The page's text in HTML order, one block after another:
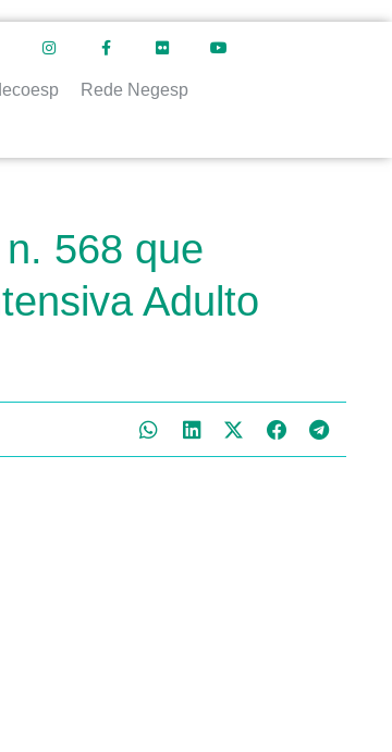
Rede Negesp
568 que
Adulto